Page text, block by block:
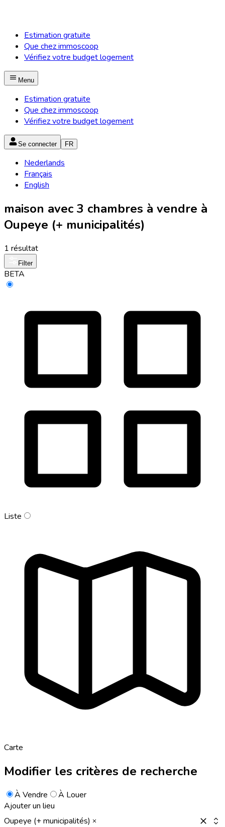
Estimation gratuite
Que chez immoscoop
Vérifiez votre budget logement
Menu
Estimation gratuite
Que chez immoscoop
Vérifiez votre budget logement
Se connecter FR
Nederlands
Français
English
maison avec 3 chambres à vendre à
Oupeye (+ municipalités)
1 résultat
Filter
BETA
Liste
Carte
Modifier les critères de recherche
À Vendre
À Louer
Ajouter un lieu
Oupeye (+ municipalités)